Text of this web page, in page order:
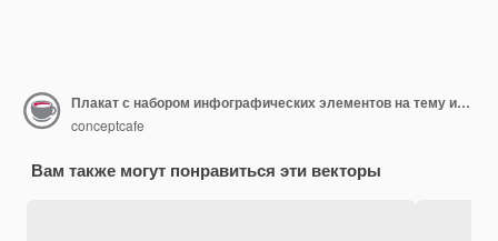
Плакат с набором инфографических элементов на тему изменения валют и обменных курсов. Векторная иллюстрация
conceptcafe
Вам также могут понравиться эти векторы